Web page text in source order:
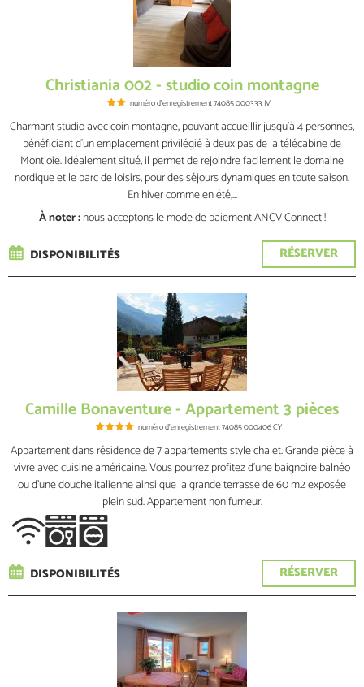
Christiania 002 - studio coin montagne
numéro d'enregistrement74085 000333 JV
Charmant studio avec coin montagne, pouvant accueillir jusqu’à 4 personnes,
bénéficiant d’un emplacement privilégié à deux pas de la télécabine de
Montjoie. Idéalement situé, il permet de rejoindre facilement le domaine
nordique et le parc de loisirs, pour des séjours dynamiques en toute saison.
En hiver comme en été,...
À noter :nous acceptons le mode de paiement ANCV Connect !
RÉSERVER
DISPONIBILITÉS
Camille Bonaventure - Appartement 3 pièces
numéro d'enregistrement74085 000406 CY
Appartement dans résidence de 7 appartements style chalet. Grande pièce à
vivre avec cuisine américaine. Vous pourrez profitez d'une baignoire balnéo
ou d'une douche italienne ainsi que la grande terrasse de 60 m2 exposée
plein sud. Appartement non fumeur.
RÉSERVER
DISPONIBILITÉS